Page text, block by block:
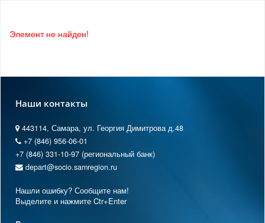
Элемент не найден!
Наши контакты
443114, Самара, ул. Георгия Димитрова д.48
+7 (846) 956-06-01
+7 (846) 331-10-97 (региональный банк)
depart@socio.samregion.ru
Нашли ошибку? Сообщите нам!
Выделите и нажмите Ctr+Enter